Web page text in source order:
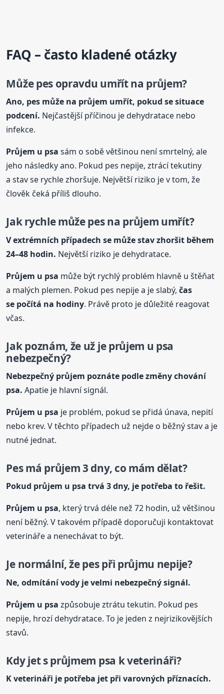
FAQ – často kladené otázky
Může pes opravdu umřít na průjem?
Ano, pes může na průjem umřít, pokud se situace
podcení. Nejčastější příčinou je dehydratace nebo
infekce.
Průjem u psa sám o sobě většinou není smrtelný, ale
jeho následky ano. Pokud pes nepije, ztrácí tekutiny
a stav se rychle zhoršuje. Největší riziko je v tom, že
člověk čeká příliš dlouho.
Jak rychle může pes na průjem umřít?
V extrémních případech se může stav zhoršit během
24–48 hodin. Největší riziko je dehydratace.
Průjem u psa může být rychlý problém hlavně u štěňat
a malých plemen. Pokud pes nepije a je slabý,čas
se počítá na hodiny. Právě proto je důležité reagovat
včas.
Jak poznám, že už je průjem u psa
nebezpečný?
Nebezpečný průjem poznáte podle změny chování
psa. Apatie je hlavní signál.
Průjem u psa je problém, pokud se přidá únava, nepití
nebo krev. V těchto případech už nejde o běžný stav a je
nutné jednat.
Pes má průjem 3 dny, co mám dělat?
Pokud průjem u psa trvá 3 dny, je potřeba to řešit.
Průjem u psa, který trvá déle než 72 hodin, už většinou
není běžný. V takovém případě doporučuji kontaktovat
veterináře a nenechávat to být.
Je normální, že pes při průjmu nepije?
Ne, odmítání vody je velmi nebezpečný signál.
Průjem u psa způsobuje ztrátu tekutin. Pokud pes
nepije, hrozí dehydratace. To je jeden z nejrizikovějších
stavů.
Kdy jet s průjmem psa k veterináři?
K veterináři je potřeba jet při varovných příznacích.